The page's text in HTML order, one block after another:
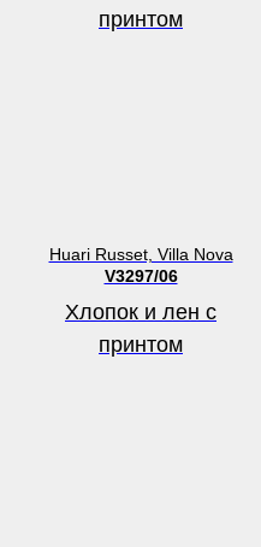
принтом
Huari Russet, Villa Nova
V3297/06
Хлопок и лен с
принтом